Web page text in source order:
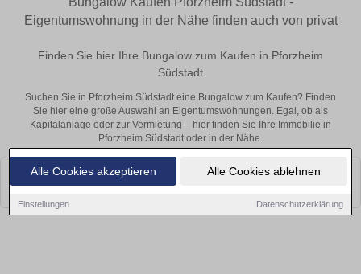
Alle Cookies akzeptieren Alle Cookies ablehnen
Einstellungen Datenschutzerklärung
Eigentumswohnung in der Nähe finden auch von privat
Finden Sie hier Ihre Bungalow zum Kaufen in Pforzheim
Südstadt
Suchen Sie in Pforzheim Südstadt eine Bungalow zum Kaufen? Finden
Sie hier eine große Auswahl an Eigentumswohnungen. Egal, ob als
Kapitalanlage oder zur Vermietung – hier finden Sie Ihre Immobilie in
Pforzheim Südstadt oder in der Nähe.
Leider konnten wir derzeit keine passenden Objekte finden. Schauen Sie
bald wieder vorbei!